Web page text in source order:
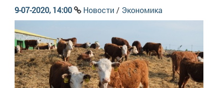
9-07-2020, 14:00 Новости / Экономика